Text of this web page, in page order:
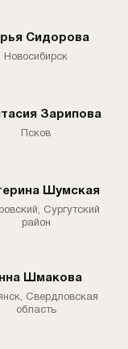
Сидорова
Новосибирск
Зарипова
Псков
Шумская
Сургутский
район
Шмакова
Свердловская
область